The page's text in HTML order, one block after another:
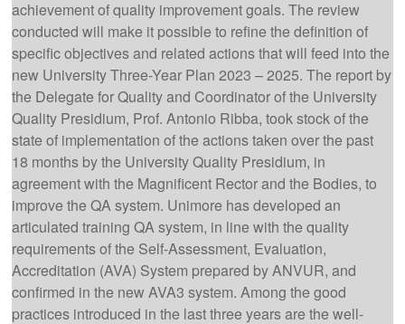
achievement of quality improvement goals. The review
conducted will make it possible to refine the definition of
specific objectives and related actions that will feed into the
new University Three-Year Plan 2023 – 2025. The report by
the Delegate for Quality and Coordinator of the University
Quality Presidium, Prof. Antonio Ribba, took stock of the
state of implementation of the actions taken over the past
18 months by the University Quality Presidium, in
agreement with the Magnificent Rector and the Bodies, to
improve the QA system. Unimore has developed an
articulated training QA system, in line with the quality
requirements of the Self-Assessment, Evaluation,
Accreditation (AVA) System prepared by ANVUR, and
confirmed in the new AVA3 system. Among the good
practices introduced in the last three years are the well-